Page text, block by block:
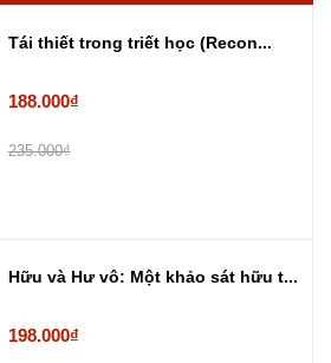
Tái thiết trong triết học (Recon...
188.000₫
235.000₫
Hữu và Hư vô: Một khảo sát hữu t...
198.000₫